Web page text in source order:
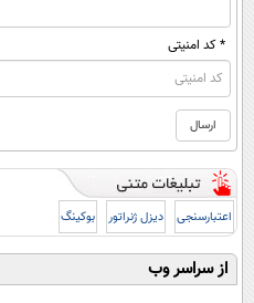
* کد امنیتی
اعتبارسنجی دیزل ژنراتور بوکینگ
از سراسر وب